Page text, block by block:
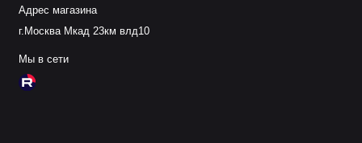
Адрес магазина
г.Москва Мкад 23км влд10
Мы в сети